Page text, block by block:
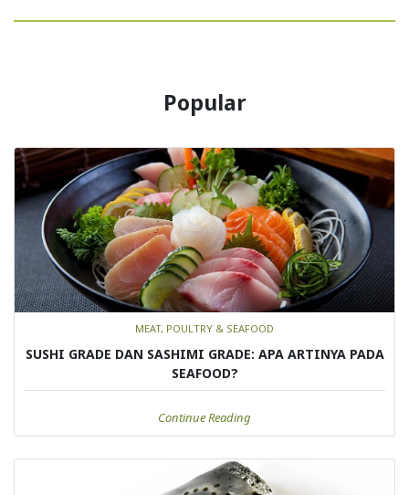
Popular
MEAT, POULTRY & SEAFOOD
SUSHI GRADE DAN SASHIMI GRADE: APA ARTINYA PADA
SEAFOOD?
Continue Reading